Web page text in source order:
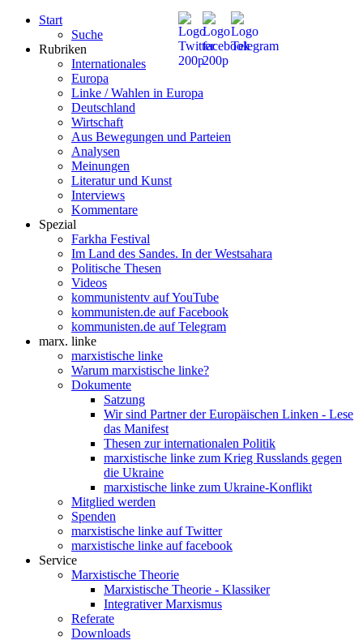
Start
Suche
Rubriken
Internationales
Europa
Linke / Wahlen in Europa
Deutschland
Wirtschaft
Aus Bewegungen und Parteien
Analysen
Meinungen
Literatur und Kunst
Interviews
Kommentare
Spezial
Farkha Festival
Im Land des Sandes. In der Westsahara
Politische Thesen
Videos
kommunistentv auf YouTube
kommunisten.de auf Facebook
kommunisten.de auf Telegram
marx. linke
marxistische linke
Warum marxistische linke?
Dokumente
Satzung
Wir sind Partner der Europäischen Linken - Lese
das Manifest
Thesen zur internationalen Politik
marxistische linke zum Krieg Russlands gegen
die Ukraine
marxistische linke zum Ukraine-Konflikt
Mitglied werden
Spenden
marxistische linke auf Twitter
marxistische linke auf facebook
Service
Marxistische Theorie
Marxistische Theorie - Klassiker
Integrativer Marxismus
Referate
Downloads